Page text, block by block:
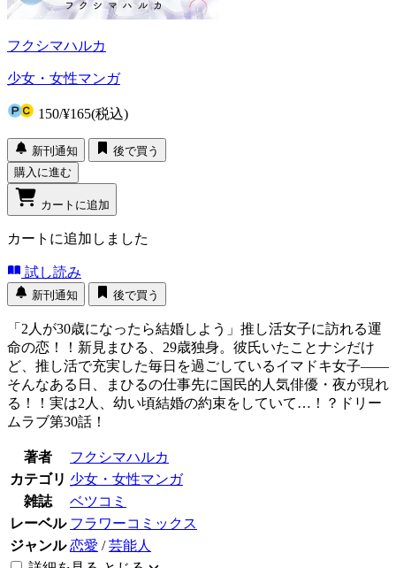
フクシマハルカ
少女・女性マンガ
150/¥165(税込)
新刊通知
後で買う
購入に進む
カートに追加
カートに追加しました
試し読み
新刊通知 後で買う
「2人が30歳になったら結婚しよう」推し活女子に訪れる運
命の恋！！新見まひる、29歳独身。彼氏いたことナシだけ
ど、推し活で充実した毎日を過ごしているイマドキ女子――
そんなある日、まひるの仕事先に国民的人気俳優・夜が現れ
る！！実は2人、幼い頃結婚の約束をしていて…！？ドリー
ムラブ第30話！
著者
フクシマハルカ
カテゴリ 少女・女性マンガ
雑誌
ベツコミ
レーベル フラワーコミックス
ジャンル 恋愛 /芸能人